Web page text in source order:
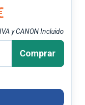
y CANON Incluido
Comprar